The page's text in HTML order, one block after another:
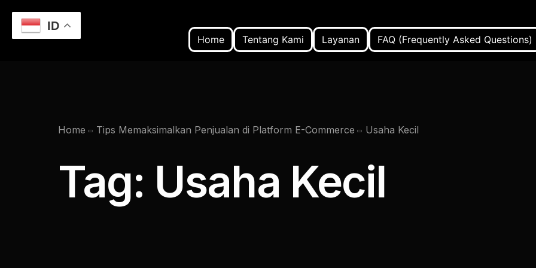
Home Tentang Kami Layanan FAQ (Frequently Asked Questions)
Home Tips Memaksimalkan Penjualan di Platform E-Commerce Usaha Kecil
Tag: Usaha Kecil
ID